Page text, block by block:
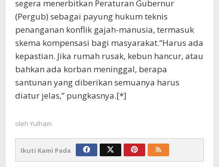
segera menerbitkan Peraturan Gubernur
(Pergub) sebagai payung hukum teknis
penanganan konflik gajah-manusia, termasuk
skema kompensasi bagi masyarakat.“Harus ada
kepastian. Jika rumah rusak, kebun hancur, atau
bahkan ada korban meninggal, berapa
santunan yang diberikan semuanya harus
diatur jelas,” pungkasnya.[*]
oleh Yulham
Ikuti Kami Pada